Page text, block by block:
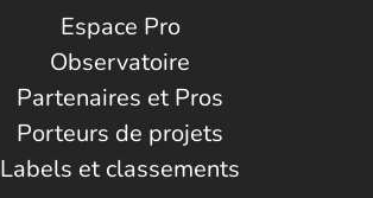
Espace Pro
Observatoire
Partenaires et Pros
Porteurs de projets
Labels et classements